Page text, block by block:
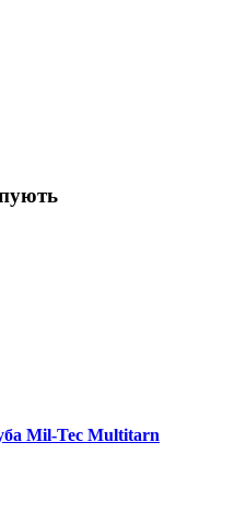
Mil-Tec Multitarn